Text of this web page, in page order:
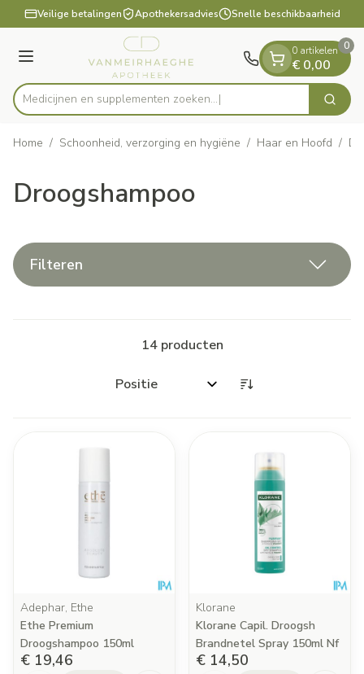
Ga naar de inhoud
1 van 1
Veilige betalingen Apothekersadvies Snelle beschikbaarheid
Menu
Product, merk, categorie...
Medicijnen en supplementen zo Zoek
0 artikelen
€ 0,00
0
Home / Schoonheid, verzorging en hygiëne / Haar en Hoofd /
Droogshampoo
Filteren
14producten
Sorteer op:
Adephar, Ethe
Ethe Premium
Droogshampoo 150ml
€ 19,46
Klorane
Klorane Capil. Droogsh
Brandnetel Spray 150ml Nf
€ 14,50